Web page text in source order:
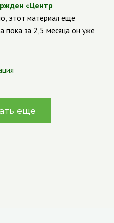
«Центр
этот материал еще
пока за 2,5 месяца он уже
еще